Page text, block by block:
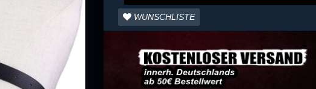
WUNSCHLISTE